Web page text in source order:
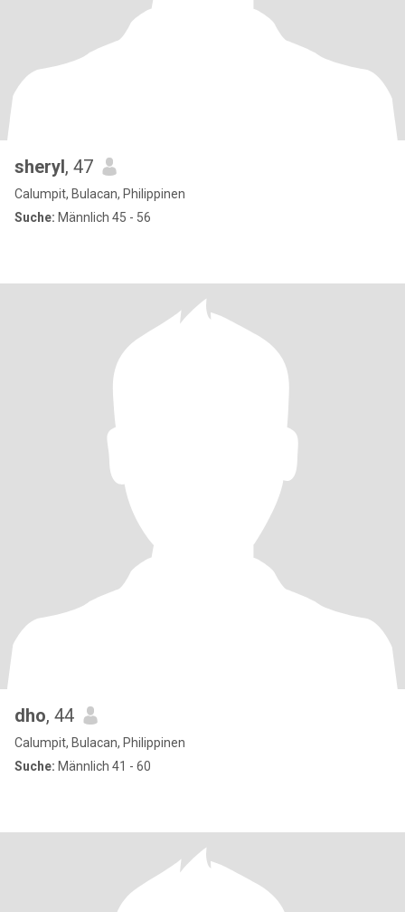
sheryl, 47
Calumpit, Bulacan, Philippinen
Suche: Männlich 45 - 56
dho, 44
Calumpit, Bulacan, Philippinen
Suche: Männlich 41 - 60